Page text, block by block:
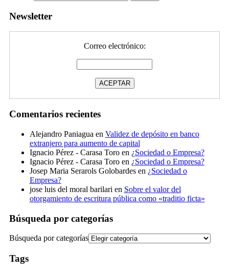
Newsletter
Correo electrónico:
Comentarios recientes
Alejandro Paniagua en Validez de depósito en banco
extranjero para aumento de capital
Ignacio Pérez - Carasa Toroen ¿Sociedad o Empresa?
Ignacio Pérez - Carasa Toroen ¿Sociedad o Empresa?
Josep Maria Serarols Golobardesen ¿Sociedad o
Empresa?
jose luis del moral barilari en Sobre el valor del
otorgamiento de escritura pública como «traditio ficta»
Búsqueda por categorías
Búsqueda por categorías
Tags